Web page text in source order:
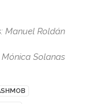
Manuel Roldán
Mónica Solanas